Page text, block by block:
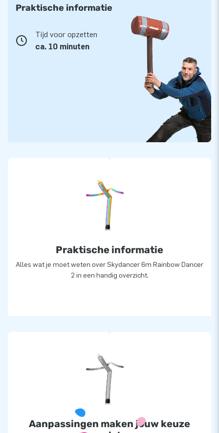
Praktische informatie
Tijd voor opzetten
ca. 10 minuten
Praktische informatie
Alles wat je moet weten over Skydancer 6m Rainbow Dancer
2 in een handig overzicht.
Aanpassingen maken jouw keuze